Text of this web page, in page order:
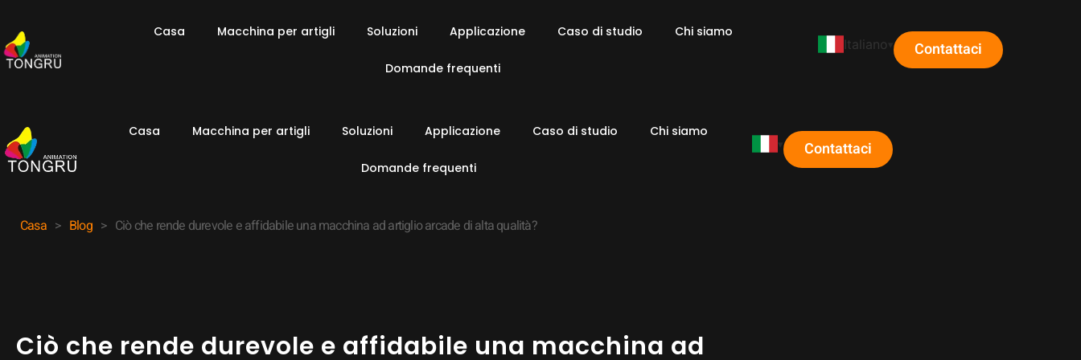
Casa Macchina per artigli Soluzioni Applicazione Caso di studio Chi siamo
Domande frequenti
Italiano Contattaci
Casa Macchina per artigli Soluzioni Applicazione Caso di studio Chi siamo
Domande frequenti
Contattaci
Casa > Blog > Ciò che rende durevole e affidabile una macchina ad artiglio arcade di alta qualità?
Ciò che rende durevole e affidabile una macchina ad